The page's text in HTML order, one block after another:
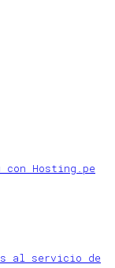
Hosting.pe
al servicio de